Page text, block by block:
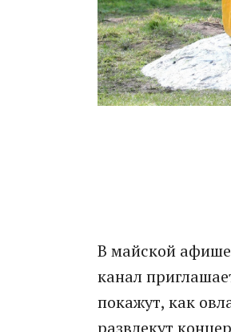
В майской афише
канал
покажут, как
развлекут